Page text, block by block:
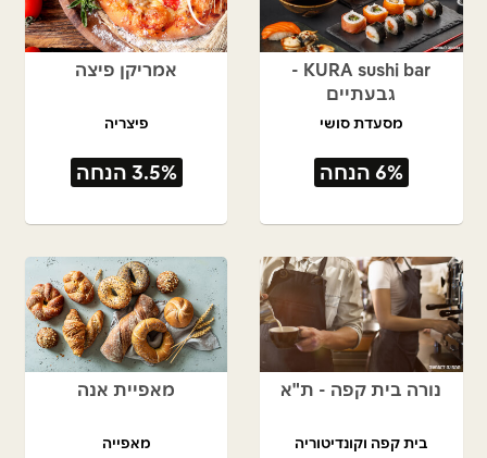
KURA sushi bar -
גבעתיים
מסעדת סושי
6% הנחה
אמריקן פיצה
פיצריה
3.5% הנחה
נורה בית קפה - ת"א
בית קפה וקונדיטוריה
מאפיית אנה
מאפייה